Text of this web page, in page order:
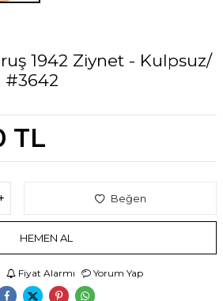
1942 Ziynet - Kulpsuz/
#3642
TL
Beğen
HEMEN AL
Fiyat Alarmı Yorum Yap